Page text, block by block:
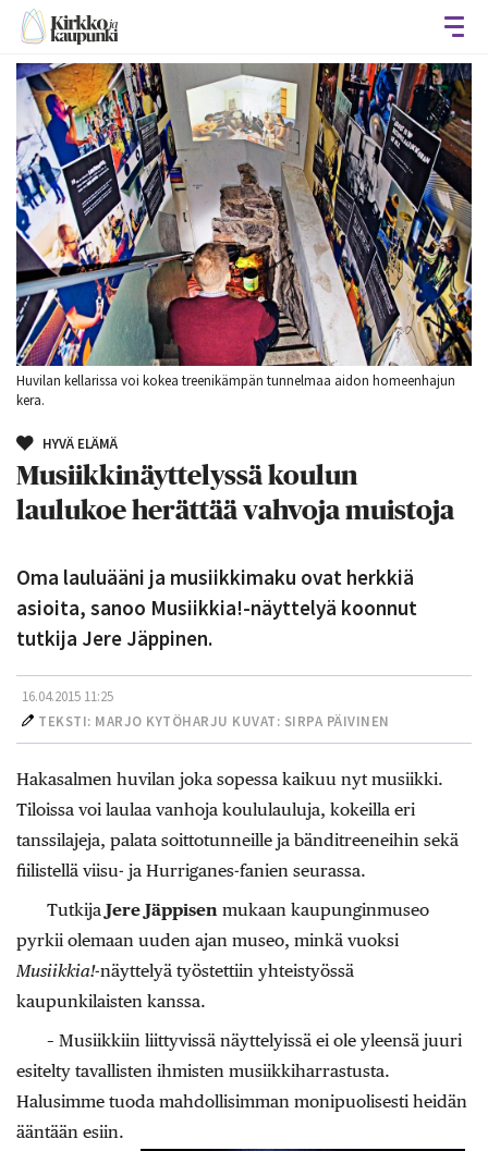
Huvilan kellarissa voi kokea treenikämpän tunnelmaa aidon homeenhajun
kera.
HYVÄ ELÄMÄ
Musiikkinäyttelyssä koulun
laulukoe herättää vahvoja muistoja
Oma lauluääni ja musiikkimaku ovat herkkiä
asioita, sanoo Musiikkia!-näyttelyä koonnut
tutkija Jere Jäppinen.
16.04.2015 11:25
TEKSTI: MARJO KYTÖHARJU KUVAT: SIRPA PÄIVINEN
Hakasalmen huvilan joka sopessa kaikuu nyt musiikki.
Tiloissa voi laulaa vanhoja koululauluja, kokeilla eri
tanssilajeja, palata soittotunneille ja bänditreeneihin sekä
fiilistellä viisu- ja Hurriganes-fanien seurassa.
Tutkija Jere Jäppisen mukaan kaupunginmuseo
pyrkii olemaan uuden ajan museo, minkä vuoksi
Musiikkia!-näyttelyä työstettiin yhteistyössä
kaupunkilaisten kanssa.
– Musiikkiin liittyvissä näyttelyissä ei ole yleensä juuri
esitelty tavallisten ihmisten musiikkiharrastusta.
Halusimme tuoda mahdollisimman monipuolisesti heidän
ääntään esiin.